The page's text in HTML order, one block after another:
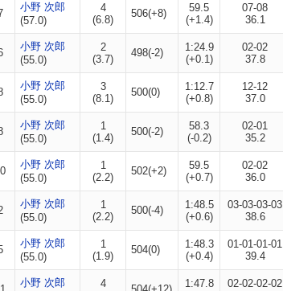
小野 次郎
(57.0)
4
(6.8)
506(+8)
59.5
(+1.4)
07-08
36.1
小野 次郎
(55.0)
2
(3.7)
498(-2)
1:24.9
(+0.1)
02-02
37.8
小野 次郎
(55.0)
3
(8.1)
500(0)
1:12.7
(+0.8)
12-12
37.0
小野 次郎
(55.0)
1
(1.4)
500(-2)
58.3
(-0.2)
02-01
35.2
小野 次郎
(55.0)
1
(2.2)
502(+2)
59.5
(+0.7)
02-02
36.0
小野 次郎
(55.0)
1
(2.2)
500(-4)
1:48.5
(+0.6)
03-03-03-03
38.6
小野 次郎
(55.0)
1
(1.9)
504(0)
1:48.3
(+0.4)
01-01-01-01
39.4
小野 次郎
4
1:47.8
02-02-02-02